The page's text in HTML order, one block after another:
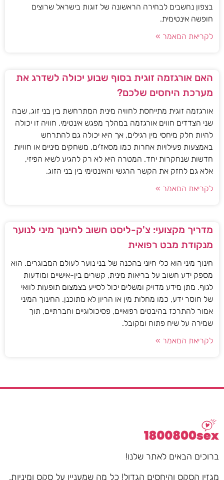
בצפון נחשבים לבחירה הראשונה של זוגות בישראל שרוצים
חופשה אינטימית.
לקריאת המאמר »
האם אורגזמה זוגית בסוף שבוע יכולה לשדרג את
מערכת היחסים שלכם?
אורגזמה זוגית מתייחסת לחוויה מינית המתרחשת בין בני זוג, שבה
שני הצדדים חווים אורגזמה במהלך מפגש אינטימי. חוויה זו יכולה
להיות חלק מיחסי מין רגילים, אך היא יכולה גם להתרחש
באמצעות פעילויות אחרות כמו מסאז'ים, משחקים מיניים או חוויות
חדשות שנחקרות יחד. המטרה היא לא רק להגיע לשיא הפיזי,
אלא גם לחזק את הקשר הרגשי והאינטימי בין בני הזוג.
לקריאת המאמר »
מדריך מקצועי: צ'ק-ליסט חשוב לחינוך מיני לנוער
מנקודת מבט רפואית
חינוך מיני הוא כלי חיוני בהכנה של בני נוער לעולם המבוגרים. הוא
מספק ידע חשוב על בריאות מינית, קשרים בין-אישיים ומודעות
לגוף. מתן מידע מדויק ומשלים יכול לסייע בצמצום תופעות לוואי
של חוסר ידע, כמו מחלות מין או הריון לא מתוכנן. החינוך המיני
אמור להתרכז בהיבטים רפואיים, פסיכולוגיים וחברתיים, תוך
שמירה על שיח פתוח ומקובל.
לקריאת המאמר »
ברוכים הבאים לאתר שלנו!
מגזין הסקס והיחסים הגדול! כל מה שמעניין על סקס ומיניות,